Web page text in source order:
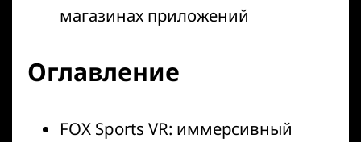
магазинах приложений
Оглавление
FOX Sports VR: иммерсивный